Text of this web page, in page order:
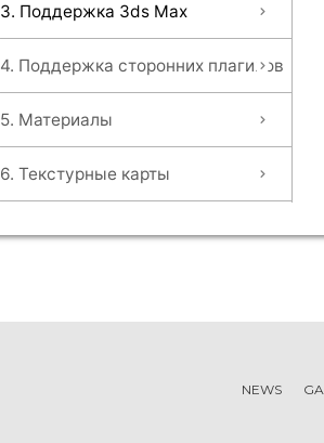
3. Поддержка 3ds Max
4. Поддержка сторонних плагинов
5. Материалы
6. Текстурные карты
NEWS